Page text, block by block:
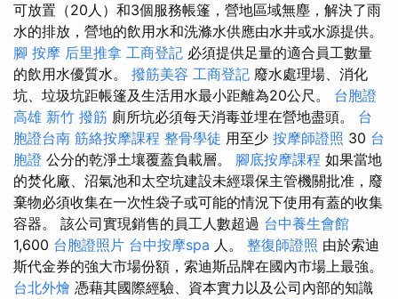
可放置（20人）和3個服務帳篷，營地區域無塵，解決了雨
水的排放，營地的飲用水和洗滌水供應由水井或水源提供。
腳 按摩 后里推拿 工商登記 必須提供足量的適合員工數量
的飲用水優質水。 撥筋美容 工商登記 廢水處理場、消化
坑、垃圾坑距帳篷及生活用水最小距離為20公尺。 台胞證
高雄 新竹 撥筋 廁所坑必須每天消毒並埋在營地盡頭。 台
胞證台南 筋絡按摩課程 整骨學徒 用至少 按摩師證照 30 台
胞證 公分的乾淨土壤覆蓋負載層。 腳底按摩課程 如果當地
的焚化廠、沼氣池和太空坑建設未經環保主管機關批准，廢
棄物必須收集在一次性袋子或可能的情況下使用有蓋的收集
容器。 該公司實現銷售的員工人數超過 台中養生會館
1,600 台胞證照片 台中按摩spa 人。 整復師證照 由於索迪
斯代金券的強大市場份額，索迪斯品牌在國內市場上最強。
台北外燴 憑藉其國際經驗、資本實力以及公司內部的知識